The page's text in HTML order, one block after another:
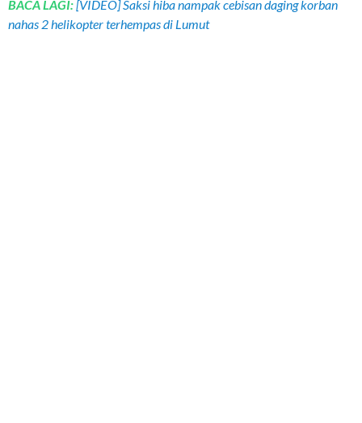
BACA LAGI:[VIDEO] Saksi hiba nampak cebisan daging korban
nahas 2 helikopter terhempas di Lumut